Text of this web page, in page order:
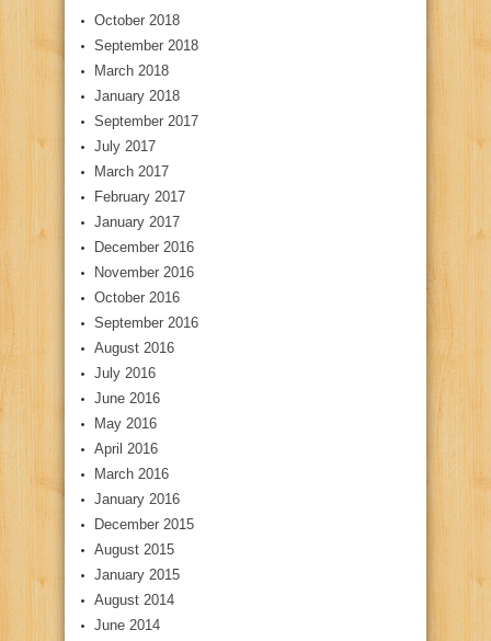
October 2018
September 2018
March 2018
January 2018
September 2017
July 2017
March 2017
February 2017
January 2017
December 2016
November 2016
October 2016
September 2016
August 2016
July 2016
June 2016
May 2016
April 2016
March 2016
January 2016
December 2015
August 2015
January 2015
August 2014
June 2014